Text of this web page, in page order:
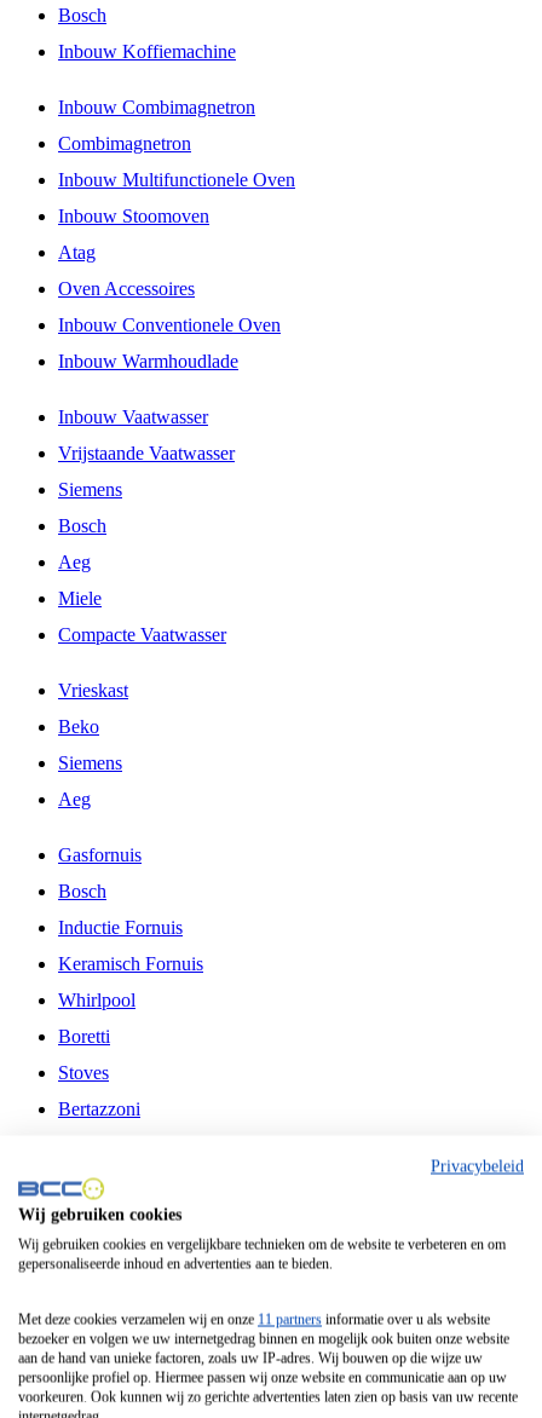
Bosch
Inbouw Koffiemachine
Inbouw Combimagnetron
Combimagnetron
Inbouw Multifunctionele Oven
Inbouw Stoomoven
Atag
Oven Accessoires
Inbouw Conventionele Oven
Inbouw Warmhoudlade
Inbouw Vaatwasser
Vrijstaande Vaatwasser
Siemens
Bosch
Aeg
Miele
Compacte Vaatwasser
Vrieskast
Beko
Siemens
Aeg
Gasfornuis
Bosch
Inductie Fornuis
Keramisch Fornuis
Whirlpool
Boretti
Stoves
Bertazzoni
Fitelli
Airfryer
Frituurpan
Contactgrill
Broodbakmachine
Broodrooster
Privacybeleid
Wij gebruiken cookies
Wij gebruiken cookies en vergelijkbare technieken om de website te verbeteren en om
gepersonaliseerde inhoud en advertenties aan te bieden.
Met deze cookies verzamelen wij en onze 11 partners informatie over u als website
bezoeker en volgen we uw internetgedrag binnen en mogelijk ook buiten onze website
aan de hand van unieke factoren, zoals uw IP-adres. Wij bouwen op die wijze uw
persoonlijke profiel op. Hiermee passen wij onze website en communicatie aan op uw
voorkeuren. Ook kunnen wij zo gerichte advertenties laten zien op basis van uw recente